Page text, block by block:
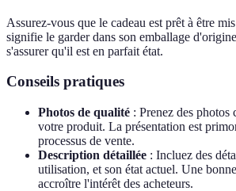
Assurez-vous que le cadeau est prêt à être
signifie le garder dans son emballage
s'assurer qu'il est en parfait état.
Conseils pratiques
Photos de qualité : Prenez des photos
votre produit. La présentation est
processus de vente.
Description détaillée : Incluez des
utilisation, et son état actuel. Une
accroître l'intérêt des acheteurs.